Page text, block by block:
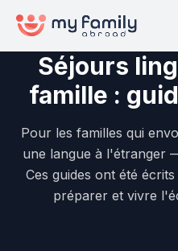
Séjours
famille :
Pour les familles qui
une langue à l'étranger
Ces guides ont été
préparer et vivre